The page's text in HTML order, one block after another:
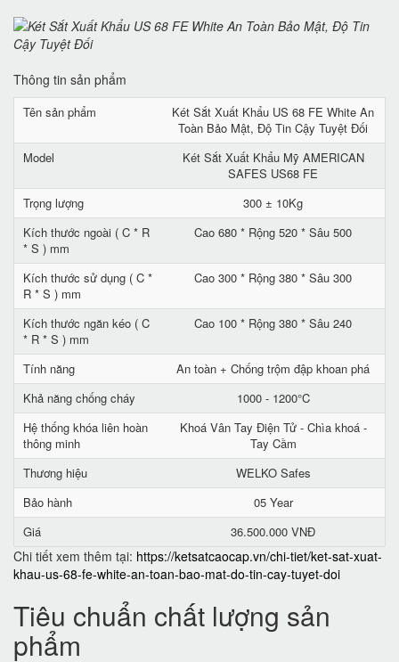
Thông tin sản phẩm
Tên sản phẩm
Két Sắt Xuất Khẩu US 68 FE White An
Toàn Bảo Mật, Độ Tin Cậy Tuyệt Đối
Model
Két Sắt Xuất Khẩu Mỹ AMERICAN
SAFES US68 FE
Trọng lượng
300 ± 10Kg
Kích thước ngoài ( C * R
* S ) mm
Cao 680 * Rộng 520 * Sâu 500
Kích thước sử dụng ( C *
R * S ) mm
Cao 300 * Rộng 380 * Sâu 300
Kích thước ngăn kéo ( C
* R * S ) mm
Cao 100 * Rộng 380 * Sâu 240
Tính năng
An toàn + Chống trộm đập khoan phá
Khả năng chống cháy
1000 - 1200°C
Hệ thống khóa liên hoàn
thông minh
Khoá Vân Tay Điện Tử - Chìa khoá -
Tay Cầm
Thương hiệu
WELKO Safes
Bảo hành
05 Year
Giá
36.500.000 VNĐ
Chi tiết xem thêm tại: https://ketsatcaocap.vn/chi-tiet/ket-sat-xuat-
khau-us-68-fe-white-an-toan-bao-mat-do-tin-cay-tuyet-doi
Tiêu chuẩn chất lượng sản
phẩm